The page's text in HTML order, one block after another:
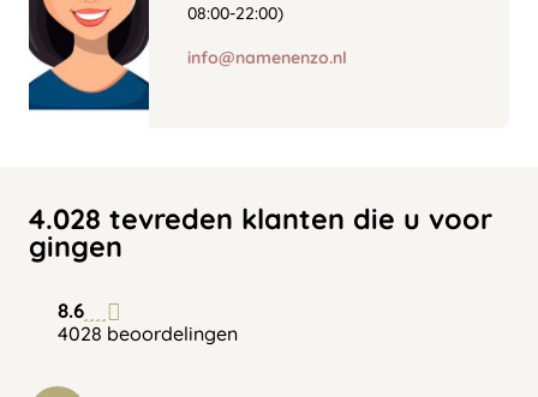
08:00-22:00)
info@namenenzo.nl
4.028 tevreden klanten die u voor
gingen
8.6
4028 beoordelingen